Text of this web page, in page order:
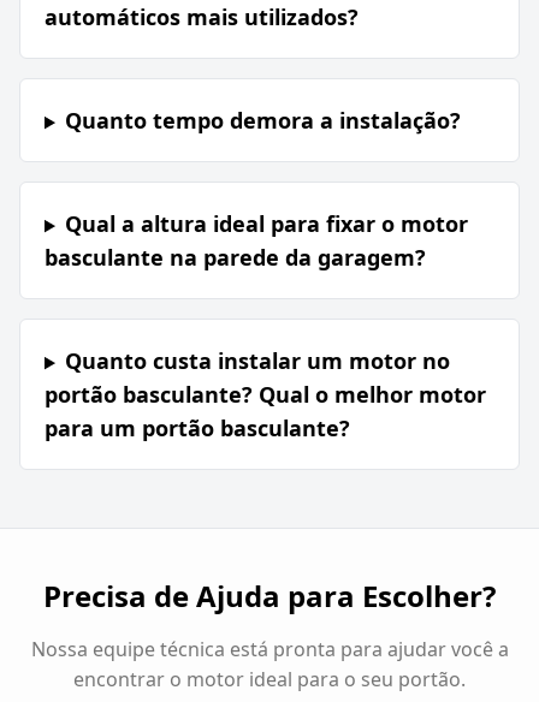
automáticos mais utilizados?
Quanto tempo demora a instalação?
Qual a altura ideal para fixar o motor
basculante na parede da garagem?
Quanto custa instalar um motor no
portão basculante? Qual o melhor motor
para um portão basculante?
Precisa de Ajuda para Escolher?
Nossa equipe técnica está pronta para ajudar você a
encontrar o motor ideal para o seu portão.